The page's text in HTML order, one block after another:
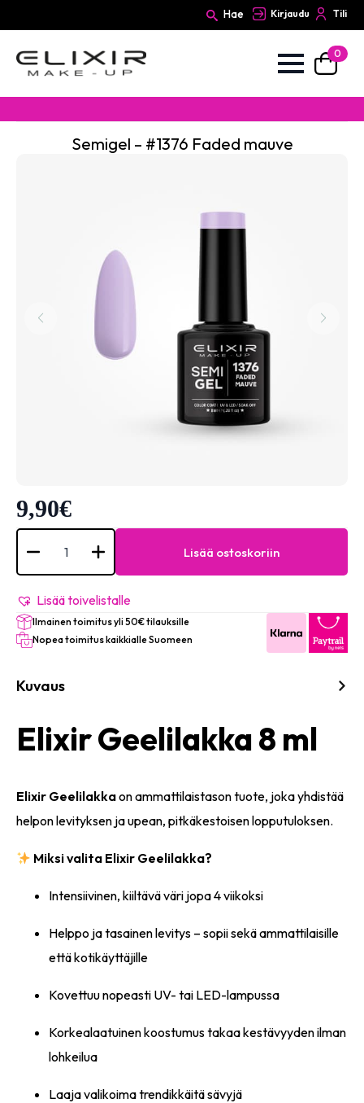
Hae Kirjaudu Tili
0
Semigel – #1376 Faded mauve
9,90€
Semigel
Faded
määrä
Lisää ostoskoriin
Lisää toivelistalle
Ilmainen toimitus yli 50€ tilauksille
Nopea toimitus kaikkialle Suomeen
Kuvaus
Elixir Geelilakka 8 ml
Elixir Geelilakkaon ammattilaistason tuote, joka yhdistää
helpon levityksen ja upean, pitkäkestoisen lopputuloksen.
Miksi valita Elixir Geelilakka?
Intensiivinen, kiiltävä väri jopa 4 viikoksi
Helppo ja tasainen levitys – sopii sekä ammattilaisille
että kotikäyttäjille
Kovettuu nopeasti UV- tai LED-lampussa
Korkealaatuinen koostumus takaa kestävyyden ilman
lohkeilua
Laaja valikoima trendikkäitä sävyjä